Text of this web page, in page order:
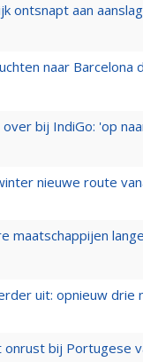
ontsnapt aan
naar Barcelona
bij IndiGo: 'op
nieuwe route
maatschappijen
uit: opnieuw drie
bij Portugese